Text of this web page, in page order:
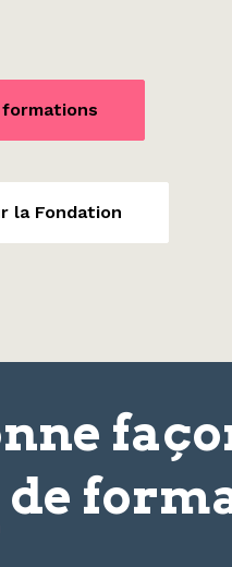
la Fondation
de